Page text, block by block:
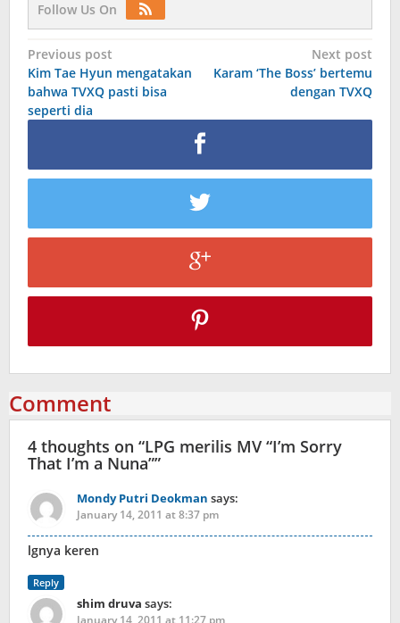
Follow Us On
Post
navigation
Previous post
Kim Tae Hyun mengatakan
bahwa TVXQ pasti bisa
seperti dia
Next post
Karam ‘The Boss’ bertemu
dengan TVXQ
Comment
4 thoughts on “LPG merilis MV “I’m Sorry
That I’m a Nuna””
Mondy Putri Deokman says:
January 14, 2011 at 8:37 pm
lgnya keren
Reply
shim druva says: